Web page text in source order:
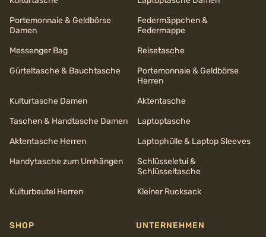
Portemonnaie & Geldbörse
Damen
Federmäppchen &
Federmappe
Messenger Bag
Reisetasche
Gürteltasche & Bauchtasche
Portemonnaie & Geldbörse
Herren
Kulturtasche Damen
Aktentasche
Taschen & Handtasche Damen
Laptoptasche
Aktentasche Herren
Laptophülle & Laptop Sleeves
Handytasche zum Umhängen
Schlüsseletui &
Schlüsseltasche
Kulturbeutel Herren
Kleiner Rucksack
SHOP
UNTERNEHMEN